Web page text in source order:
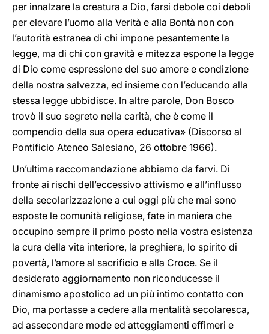
per innalzare la creatura a Dio, farsi debole coi deboli
per elevare l’uomo alla Verità e alla Bontà non con
l’autorità estranea di chi impone pesantemente la
legge, ma di chi con gravità e mitezza espone la legge
di Dio come espressione del suo amore e condizione
della nostra salvezza, ed insieme con l’educando alla
stessa legge ubbidisce. In altre parole, Don Bosco
trovò il suo segreto nella carità, che è come il
compendio della sua opera educativa» (Discorso al
Pontificio Ateneo Salesiano, 26 ottobre 1966).
Un’ultima raccomandazione abbiamo da farvi. Di
fronte ai rischi dell’eccessivo attivismo e all’influsso
della secolarizzazione a cui oggi più che mai sono
esposte le comunità religiose, fate in maniera che
occupino sempre il primo posto nella vostra esistenza
la cura della vita interiore, la preghiera, lo spirito di
povertà, l’amore al sacrificio e alla Croce. Se il
desiderato aggiornamento non riconducesse il
dinamismo apostolico ad un più intimo contatto con
Dio, ma portasse a cedere alla mentalità secolaresca,
ad assecondare mode ed atteggiamenti effimeri e